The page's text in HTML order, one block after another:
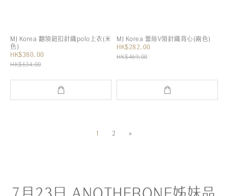
MJ Korea 翻領鈕扣針織polo上衣(米
色)
HK$380.00
HK$634.00
MJ Korea 蕾絲V領針織背心(兩色)
HK$282.00
HK$469.00
1 2 »